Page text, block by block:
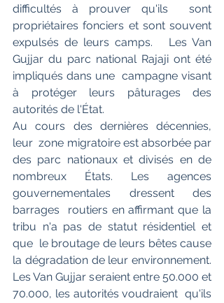
difficultés à prouver qu'ils  sont
propriétaires fonciers et sont souvent
expulsés de leurs camps.   Les Van
Gujjar du parc national Rajaji ont été
impliqués dans une  campagne visant
à protéger leurs pâturages des
autorités de l'État.
Au cours des dernières décennies,
leur  zone migratoire est absorbée par
des parc nationaux et divisés en de
nombreux États. Les agences
gouvernementales dressent des
barrages  routiers en affirmant que la
tribu n'a pas de statut résidentiel et
que  le broutage de leurs bêtes cause
la dégradation de leur environnement.
Les Van Gujjar seraient entre 50.000 et
70.000, les autorités voudraient  qu'ils